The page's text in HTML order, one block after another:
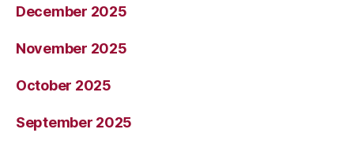
December 2025
November 2025
October 2025
September 2025